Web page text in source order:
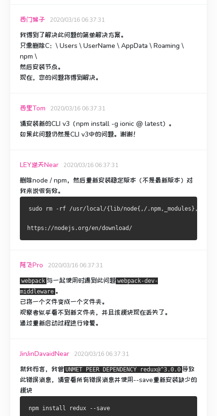
西门猴子 2020/03/16 06:37:31
我得到了解决此问题的简单解决方案。
只需删除C：\ Users \ UserName \ AppData \ Roaming \
npm \
然后安装节点。
现在，您的问题将得到解决。
西里Tom 2020/03/16 06:37:31
请安装新的CLI v3（npm install -g ionic @ latest）。
如果此问题仍然是CLI v3中的问题。 谢谢！
LEY逆天Near 2020/03/16 06:37:31
删除node / npm，然后重新安装稳定版本（不是最新版本）对
我来说很有效。
sudo rm -rf /usr/local/{lib/node{,/
https://nodejs.org/en/download/
阿飞Pro 2020/03/16 06:37:31
webpack 与一起使用时遇到此问题 webpack-dev-
middleware 。
已将一个文件变成一个文件夹。
观察者似乎看不到新文件夹，并且该模块现在丢失了。
通过重新启动过程进行修复。
JinJinDavaidNear 2020/03/16 06:37:31
就我而言，我曾 UNMET PEER DEPENDENCY redux@^3.0.0 导致
此错误消息，请查看所有错误消息并使用--save重新安装缺少的
模块